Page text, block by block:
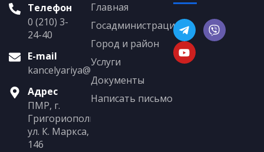
Телефон
0 (210) 3-
24-40
E-mail
kancelyariya@grigoriopol.gospmr.org
Адрес
ПМР, г.
Григориополь,
ул. К. Маркса,
146
Главная
Госадминистрация
Город и район
Услуги
Документы
Написать письмо